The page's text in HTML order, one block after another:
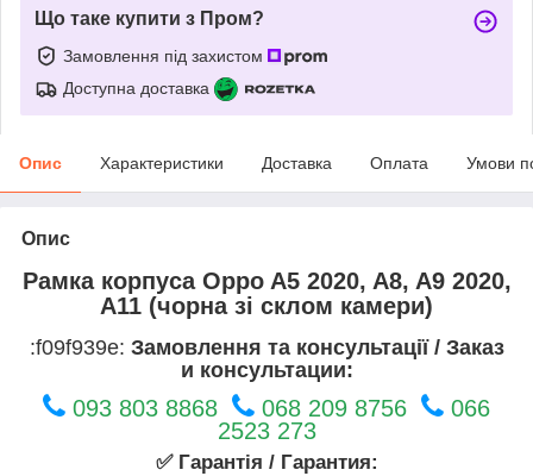
Що таке купити з Пром?
Замовлення під захистом
Доступна доставка
Опис Характеристики Доставка Оплата Умови
Опис
Рамка корпуса Oppo A5 2020, A8, A9 2020,
A11 (чорна зі склом камери)
:f09f939e: Замовлення та консультації / Заказ
и консультации:
093 803 8868 068 209 8756
066
2523 273
✅ Гарантія / Гарантия: